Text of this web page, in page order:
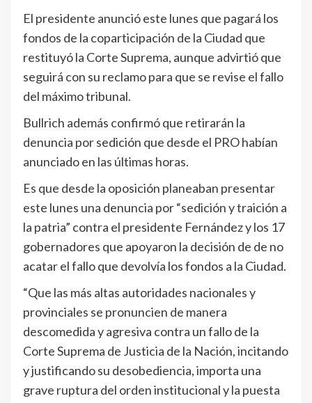
El presidente anunció este lunes que pagará los
fondos de la coparticipación de la Ciudad que
restituyó la Corte Suprema, aunque advirtió que
seguirá con su reclamo para que se revise el fallo
del máximo tribunal.
Bullrich además confirmó que retirarán la
denuncia por sedición que desde el PRO habían
anunciado en las últimas horas.
Es que desde la oposición planeaban presentar
este lunes una denuncia por “sedición y traición a
la patria” contra el presidente Fernández y los 17
gobernadores que apoyaron la decisión de de no
acatar el fallo que devolvía los fondos a la Ciudad.
“Que las más altas autoridades nacionales y
provinciales se pronuncien de manera
descomedida y agresiva contra un fallo de la
Corte Suprema de Justicia de la Nación, incitando
y justificando su desobediencia, importa una
grave ruptura del orden institucional y la puesta